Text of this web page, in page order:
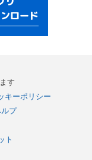
す
キーポリシー
プ
ト